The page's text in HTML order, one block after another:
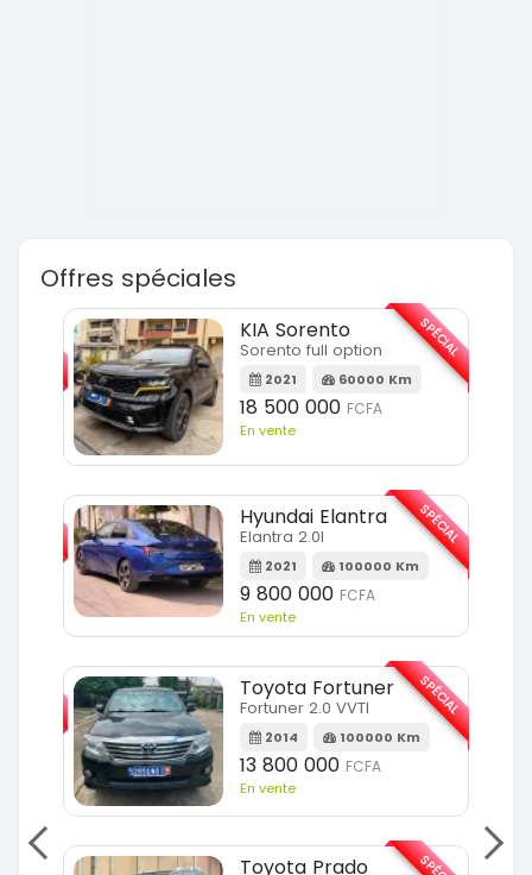
Offres spéciales
KIA Sorento
Sorento full option
2021 60000 Km
18 500 000 FCFA
En vente
SPÉCIAL
Hyundai Elantra
Elantra 2.0l
2021 100000 Km
9 800 000 FCFA
En vente
SPÉCIAL
Toyota Fortuner
Fortuner 2.0 VVTI
2014 100000 Km
13 800 000 FCFA
En vente
SPÉCIAL
Toyota Prado